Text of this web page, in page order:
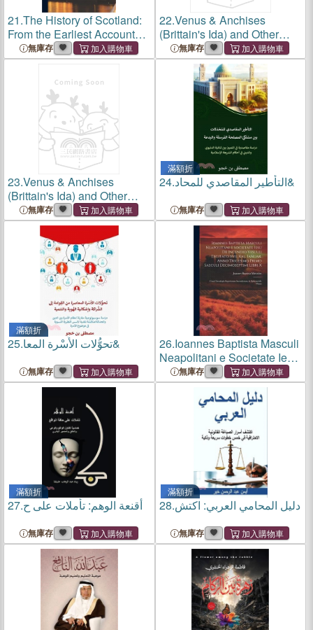
21.The History of Scotland:
From the Earliest Accounts
of That Nation, to the Reign
of King James VI; v.1
無庫存
22.Venus & Anchises
(Brittain's Ida) and Other
Poems
無庫存
23.Venus & Anchises
(Brittain's Ida) and Other
Poems
無庫存
滿額折
24. التأطير المقاصدي للمحاد&
無庫存
滿額折
25. تحوُّلات الأُسْرة المعا&
無庫存
26.Ioannes Baptista Masculi
Neapolitani e Societate Iesu
De incendio Vesuuii excitato
xvij. Kal. Ianuar. anno
trigesimo primo saeculi
decimoseptimi libri
無庫存
滿額折
27.أقنعة الوهم: تأملات على ح
無庫存
滿額折
28.دليل المحامي العربي: اكتش
無庫存